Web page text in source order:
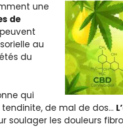
une
de
au
du
qui
de mal de dos…
soulager les douleurs